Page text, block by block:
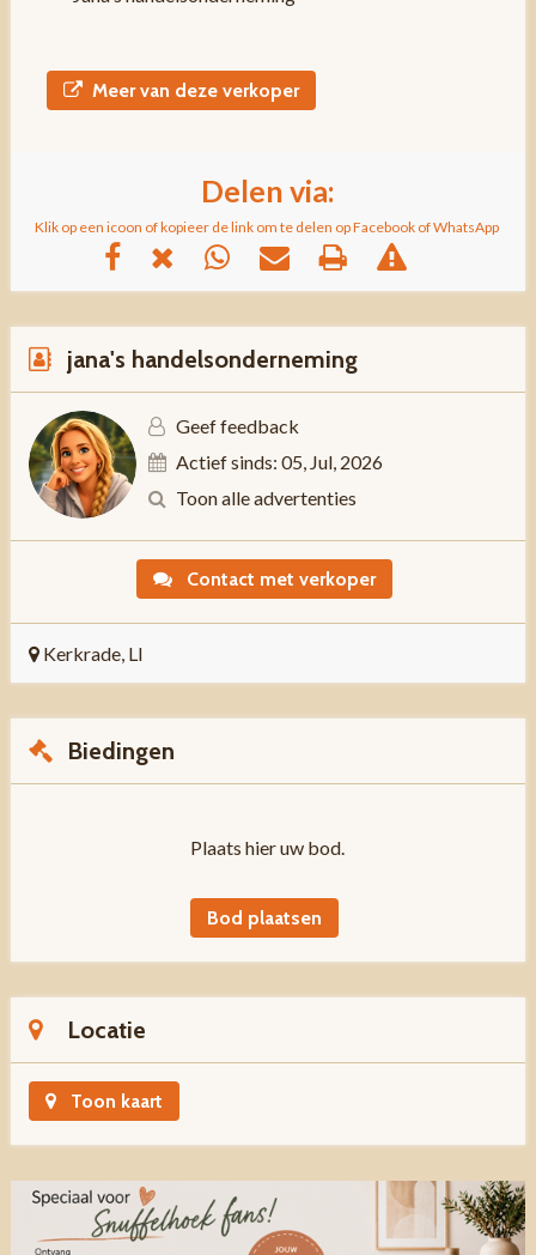
Meer van deze verkoper
Delen via:
Klik op een icoon of kopieer de link om te delen op Facebook of WhatsApp
jana's handelsonderneming
Geef feedback
Actief sinds: 05, Jul, 2026
Toon alle advertenties
Contact met verkoper
Kerkrade, LI
Biedingen
Plaats hier uw bod.
Bod plaatsen
Locatie
Toon kaart